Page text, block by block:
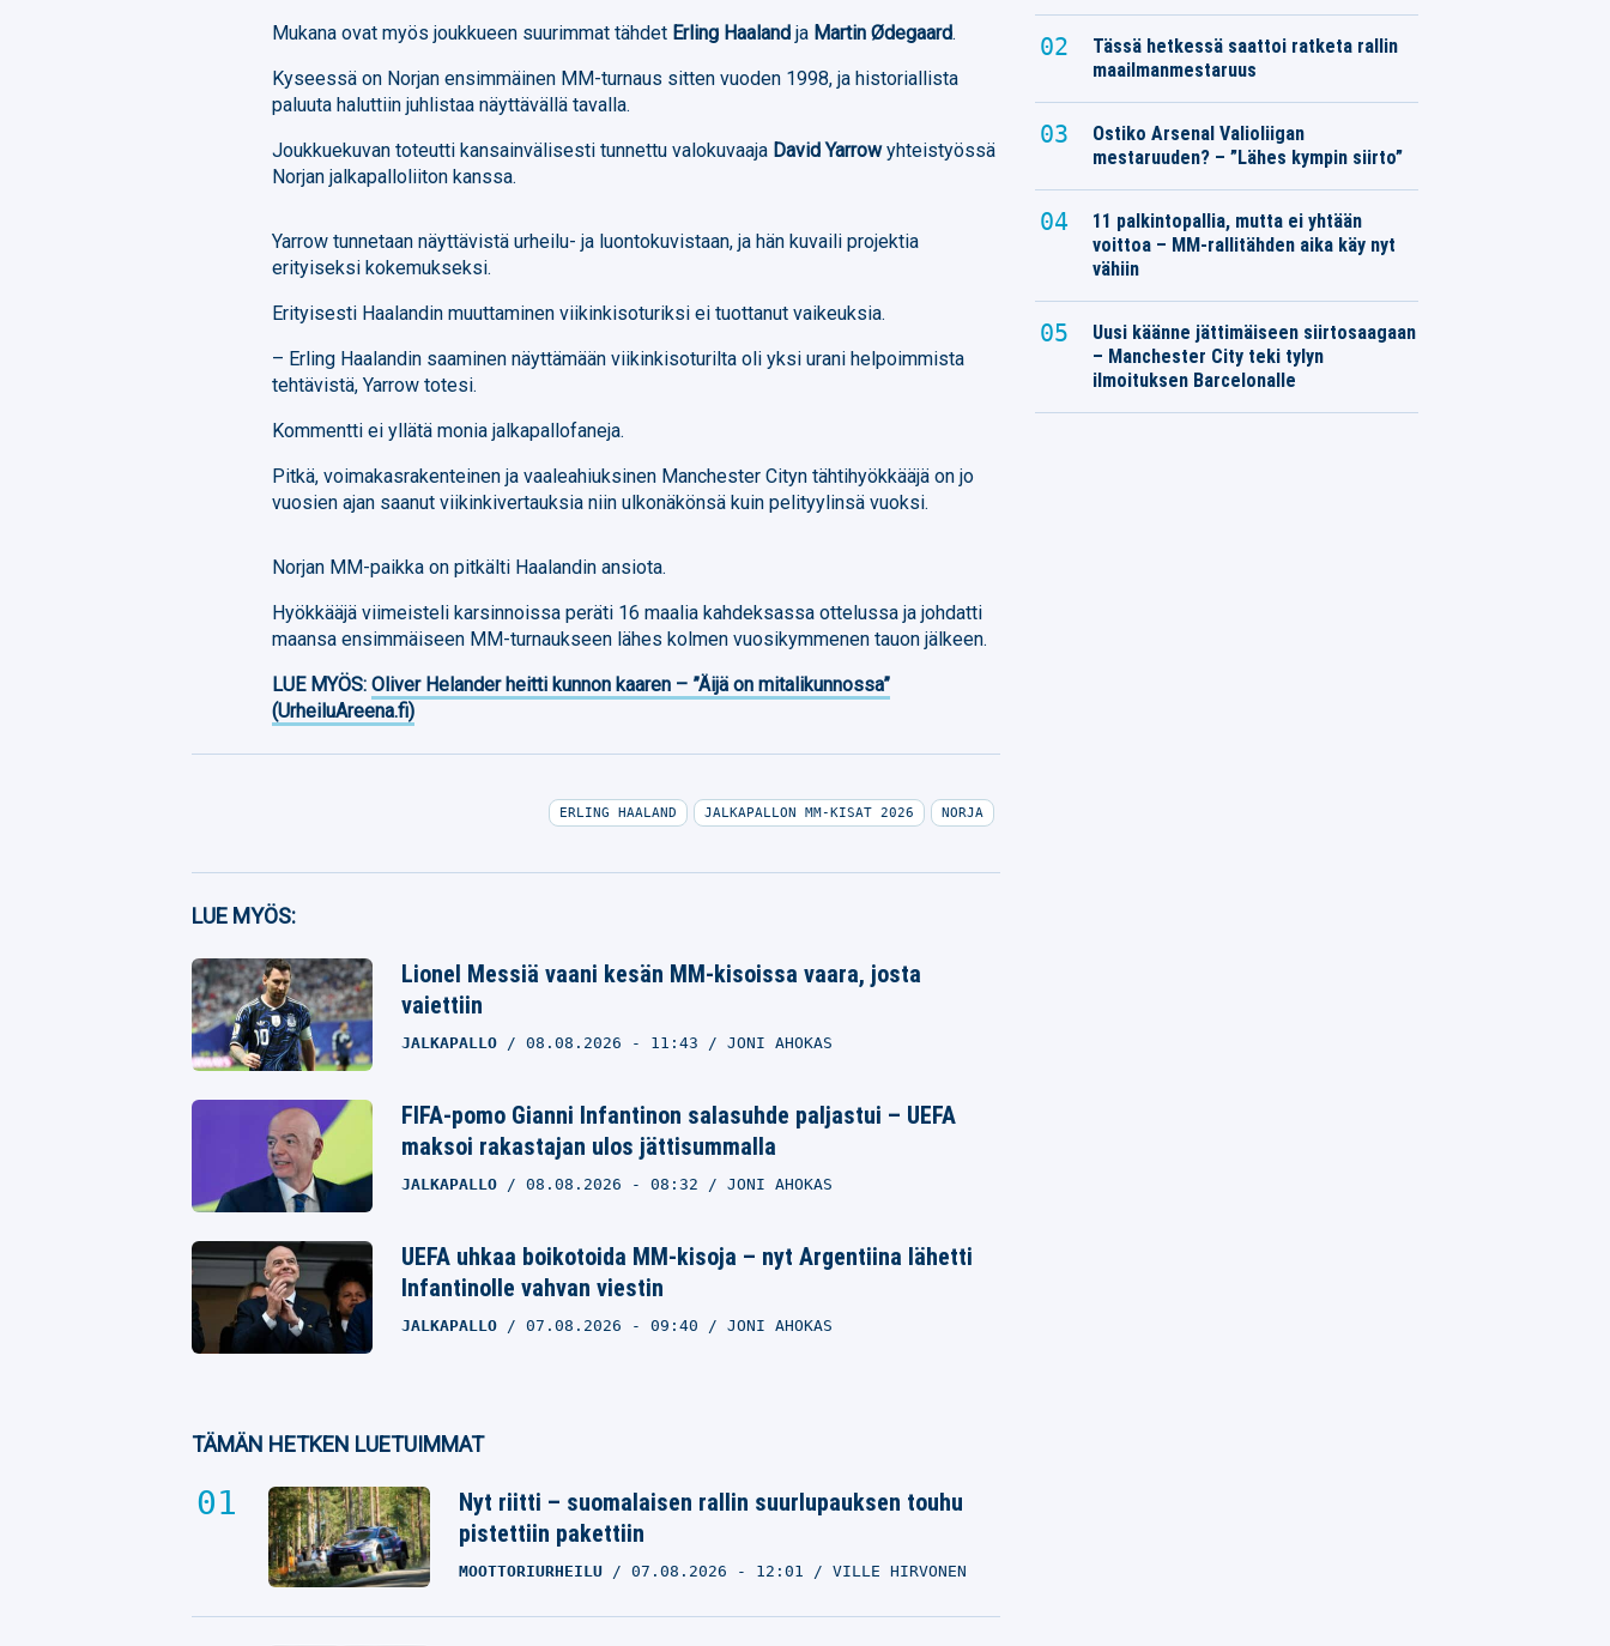
Mukana ovat myös joukkueen suurimmat tähdet Erling Haaland ja Martin Ødegaard.
Kyseessä on Norjan ensimmäinen MM-turnaus sitten vuoden 1998, ja historiallista
paluuta haluttiin juhlistaa näyttävällä tavalla.
Joukkuekuvan toteutti kansainvälisesti tunnettu valokuvaaja David Yarrowyhteistyössä
Norjan jalkapalloliiton kanssa.
Yarrow tunnetaan näyttävistä urheilu- ja luontokuvistaan, ja hän kuvaili projektia
erityiseksi kokemukseksi.
Erityisesti Haalandin muuttaminen viikinkisoturiksi ei tuottanut vaikeuksia.
– Erling Haalandin saaminen näyttämään viikinkisoturilta oli yksi urani helpoimmista
tehtävistä, Yarrow totesi.
Kommentti ei yllätä monia jalkapallofaneja.
Pitkä, voimakasrakenteinen ja vaaleahiuksinen Manchester Cityn tähtihyökkääjä on jo
vuosien ajan saanut viikinkivertauksia niin ulkonäkönsä kuin pelityylinsä vuoksi.
Norjan MM-paikka on pitkälti Haalandin ansiota.
Hyökkääjä viimeisteli karsinnoissa peräti 16 maalia kahdeksassa ottelussa ja johdatti
maansa ensimmäiseen MM-turnaukseen lähes kolmen vuosikymmenen tauon jälkeen.
LUE MYÖS:Oliver Helander heitti kunnon kaaren – ”Äijä on mitalikunnossa”
(UrheiluAreena.fi)
Facebook
Twitter
Whatsapp
ERLING HAALAND JALKAPALLON MM-KISAT 2026 NORJA
LUE MYÖS:
Lionel Messiä vaani kesän MM-kisoissa vaara, josta
vaiettiin
JALKAPALLO 08.08.2026 - 11:43 JONI AHOKAS
FIFA-pomo Gianni Infantinon salasuhde paljastui – UEFA
maksoi rakastajan ulos jättisummalla
JALKAPALLO 08.08.2026 - 08:32 JONI AHOKAS
UEFA uhkaa boikotoida MM-kisoja – nyt Argentiina lähetti
Infantinolle vahvan viestin
JALKAPALLO 07.08.2026 - 09:40 JONI AHOKAS
TÄMÄN HETKEN LUETUIMMAT
Nyt riitti – suomalaisen rallin suurlupauksen touhu
pistettiin pakettiin
MOOTTORIURHEILU 07.08.2026 - 12:01 VILLE HIRVONEN
Tässä hetkessä saattoi ratketa rallin
maailmanmestaruus
Ostiko Arsenal Valioliigan
mestaruuden? – ”Lähes kympin siirto”
11 palkintopallia, mutta ei yhtään
voittoa – MM-rallitähden aika käy nyt
vähiin
Uusi käänne jättimäiseen siirtosaagaan
– Manchester City teki tylyn
ilmoituksen Barcelonalle